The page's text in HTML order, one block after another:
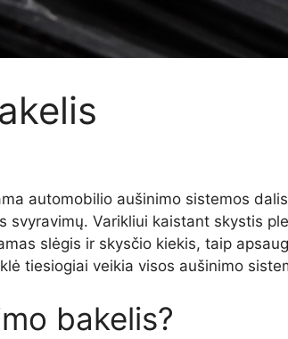
automobilio aušinimo sistemos
svyravimų. Varikliui kaistant skystis
slėgis ir skysčio kiekis, taip
tiesiogiai veikia visos aušinimo
bakelis?